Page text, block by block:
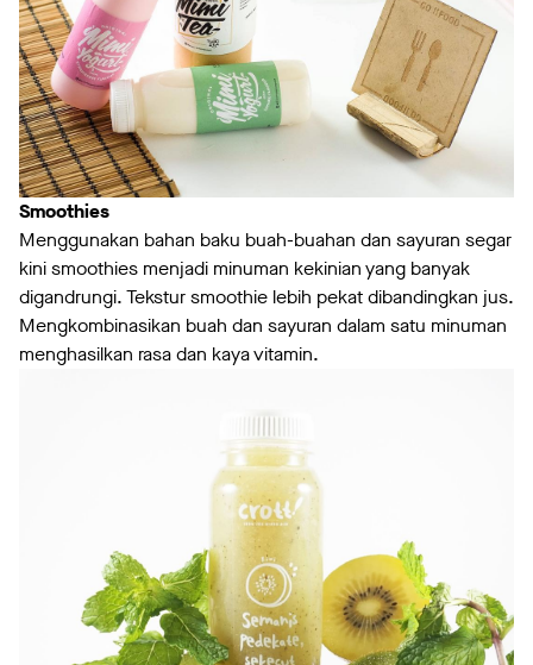
Smoothies
Menggunakan bahan baku buah-buahan dan sayuran segar
kini smoothies menjadi minuman kekinian yang banyak
digandrungi. Tekstur smoothie lebih pekat dibandingkan jus.
Mengkombinasikan buah dan sayuran dalam satu minuman
menghasilkan rasa dan kaya vitamin.